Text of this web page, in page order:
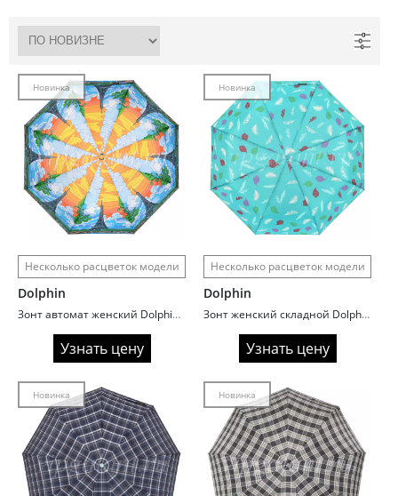
Новинка
Несколько расцветок модели
Dolphin
Зонт автомат женский Dolphin 382 Fantasy
Узнать цену
Новинка
Несколько расцветок модели
Dolphin
Зонт женский складной Dolphin 703 Feathers
Узнать цену
Новинка Новинка